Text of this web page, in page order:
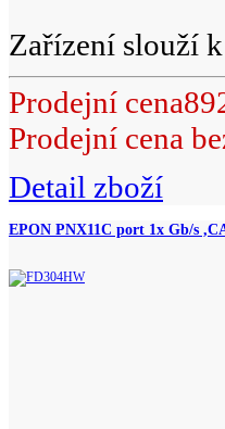
Zařízení slouží
Prodejní cena
Prodejní cena
Detail zboží
EPON PNX11C port 1x Gb/s